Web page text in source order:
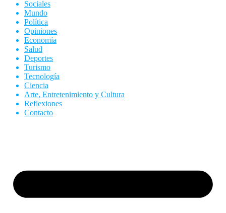
Sociales
Mundo
Política
Opiniones
Economía
Salud
Deportes
Turismo
Tecnología
Ciencia
Arte, Entretenimiento y Cultura
Reflexiones
Contacto